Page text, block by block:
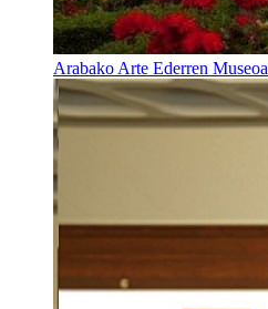
Arabako Arte Ederren Museoa